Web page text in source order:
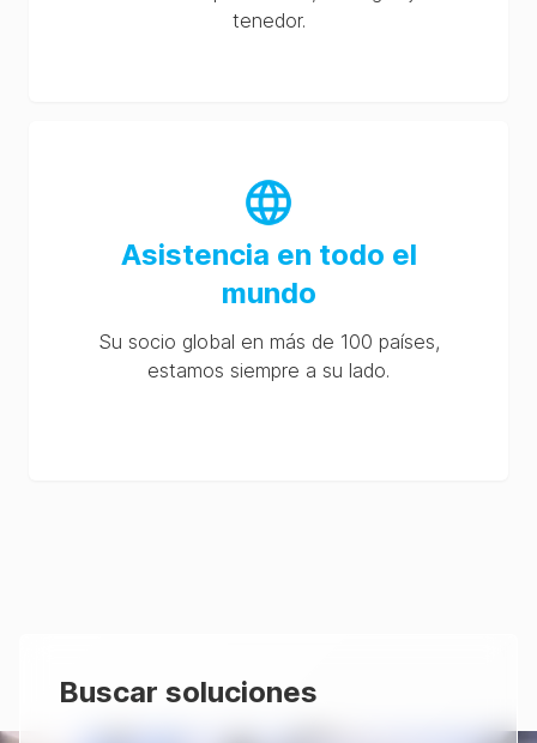
tenedor.
Asistencia en todo el
mundo
Su socio global en más de 100 países,
estamos siempre a su lado.
Buscar soluciones